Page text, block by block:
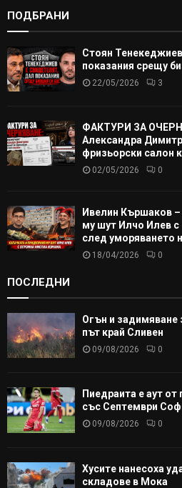
ПОДБРАНИ
Стоян
показания срещу
22/05/2026 3
ФАКТУРИ ЗА
Александра
фризьорски салон
02/05/2026 0
Ивелин Кършаков –
му шут Илчо Илев
след уморяването
18/04/2026 0
ПОСЛЕДНИ
Огън и задимяване
път край Сливен
09/08/2026 0
Пиедраита е аут
със Септември
09/08/2026 0
Хусите нанесоха
складове в Мока